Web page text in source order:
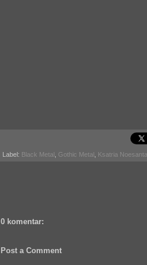
Label: Black Metal Gothic Metal Ksatria
0 komentar:
Post a Comment